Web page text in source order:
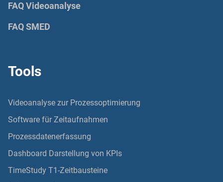
FAQ Videoanalyse
FAQ SMED
Tools
Videoanalyse zur Prozessoptimierung
Software für Zeitaufnahmen
Prozessdatenerfassung
Dashboard Darstellung von KPIs
TimeStudy T1-Zeitbausteine